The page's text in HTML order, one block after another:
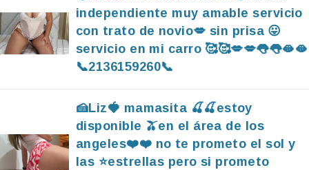
independiente muy amable servicio
con trato de novio💋 sin prisa 😛
servicio en mi carro 🥰🥰💋💋👅👅🫦🫦
📞2136159260📞
🍰Liz🍓 mamasita 🍒🍒estoy
disponible 🫒en el área de los
angeles❤️❤️ no te prometo el sol y
las ⭐️estrellas pero si prometo